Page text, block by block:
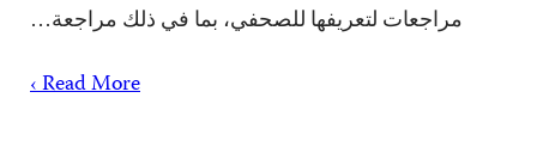
مراجعات لتعريفها للصحفي، بما في ذلك مراجعة…
Read More ›